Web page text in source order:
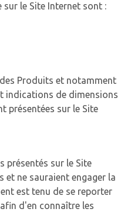
sur le Site Internet sont :
Produits et notamment
indications de dimensions
présentées sur le Site
présentés sur le Site
et ne sauraient engager la
est tenu de se reporter
d'en connaître les